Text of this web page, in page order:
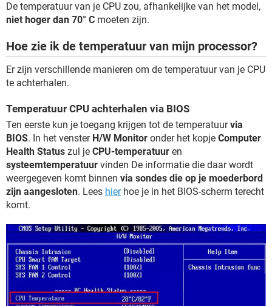
De temperatuur van je CPU zou, afhankelijke van het model,
niet hoger dan 70° C moeten zijn.
Hoe zie ik de temperatuur van mijn processor?
Er zijn verschillende manieren om de temperatuur van je CPU
te achterhalen.
Temperatuur CPU achterhalen via BIOS
Ten eerste kun je toegang krijgen tot de temperatuurvia
BIOS. In het venster H/W Monitor onder het kopje Computer
Health Status zul je CPU-temperatuur en
systeemtemperatuur vinden De informatie die daar wordt
weergegeven komt binnen via sondes die op je moederbord
zijn aangesloten. Lees hierhoe je in het BIOS-scherm terecht
komt.